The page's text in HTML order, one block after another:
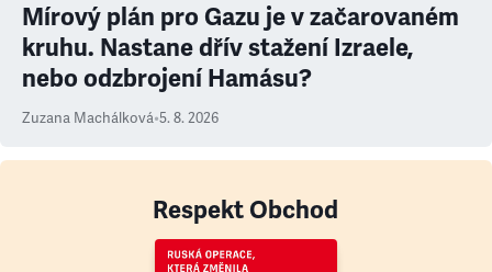
Mírový plán pro Gazu je v začarovaném
kruhu. Nastane dřív stažení Izraele,
nebo odzbrojení Hamásu?
Zuzana Machálková•5. 8. 2026
Respekt Obchod